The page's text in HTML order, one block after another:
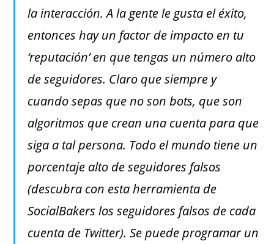
la interacción. A la gente le gusta el éxito,
entonces hay un factor de impacto en tu
‘reputación’ en que tengas un número alto
de seguidores. Claro que siempre y
cuando sepas que no son bots, que son
algoritmos que crean una cuenta para que
siga a tal persona. Todo el mundo tiene un
porcentaje alto de seguidores falsos
(descubra con esta herramienta de
SocialBakers los seguidores falsos de cada
cuenta de Twitter). Se puede programar un